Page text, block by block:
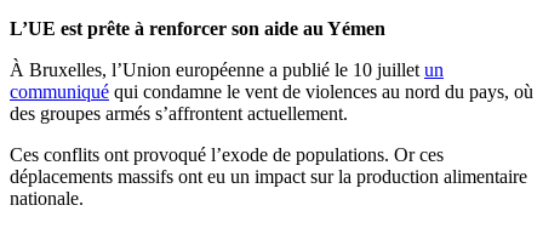
L’UE est prête à renforcer son aide au Yémen
À Bruxelles, l’Union européenne a publié le 10 juillet un
communiqué qui condamne le vent de violences au nord du pays, où
des groupes armés s’affrontent actuellement.
Ces conflits ont provoqué l’exode de populations. Or ces
déplacements massifs ont eu un impact sur la production alimentaire
nationale.